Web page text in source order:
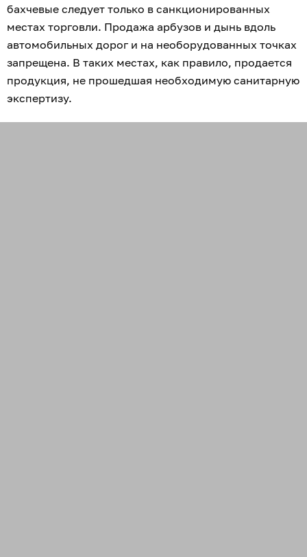
бахчевые следует только в санкционированных
местах торговли. Продажа арбузов и дынь вдоль
автомобильных дорог и на необорудованных точках
запрещена. В таких местах, как правило, продается
продукция, не прошедшая необходимую санитарную
экспертизу.